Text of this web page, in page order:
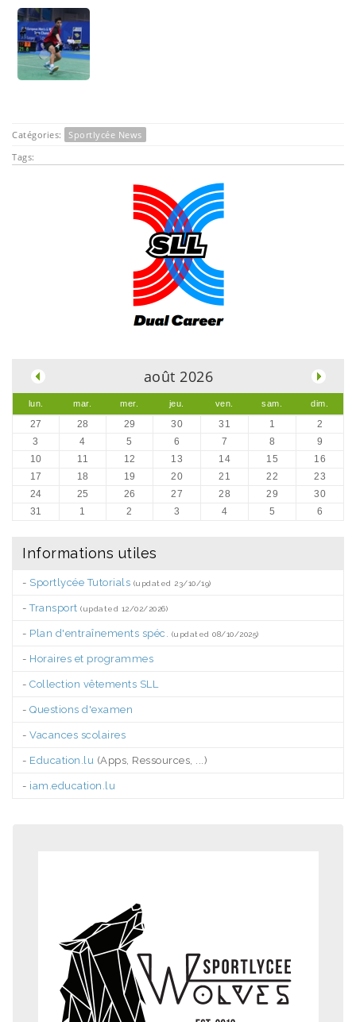
Catégories:
Sportlycée News
Tags:
août 2026
lun. mar. mer. jeu. ven. sam. dim.
27 28 29 30 31 1
2
3
4 5 6 7 8
9
10
11 12 13 14 15
16
17
18 19 20 21 22
23
24
25 26 27 28 29
30
31
1 2 3 4 5 6
Informations utiles
- Sportlycée Tutorials (updated 23/10/19)
-Transport (updated 12/02/2026)
- Plan d'entraînements spéc. (updated 08/10/2025)
- Horaires et programmes
- Collection vêtements SLL
- Questions d'examen
- Vacances scolaires
- Education.lu (Apps, Ressources, ...)
- iam.education.lu